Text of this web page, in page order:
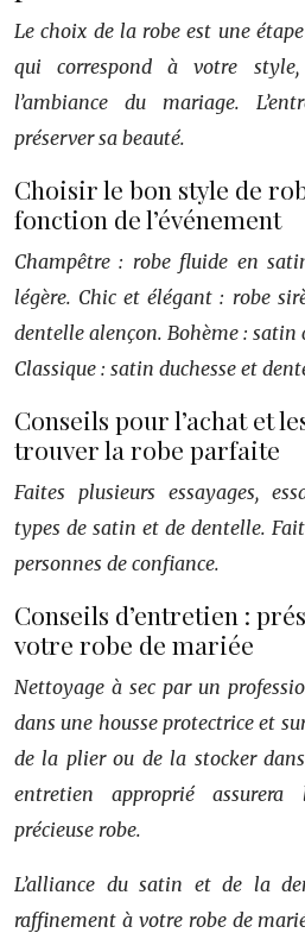
Le choix de la robe est une
qui correspond à votre
l’ambiance du mariage.
préserver sa beauté.
Choisir le bon style de
fonction de l’événement
Champêtre : robe fluide en
légère. Chic et élégant : robe
dentelle alençon. Bohème : satin
Classique : satin duchesse et
Conseils pour l’achat et
trouver la robe parfaite
Faites plusieurs essayages,
types de satin et de dentelle.
personnes de confiance.
Conseils d’entretien :
votre robe de mariée
Nettoyage à sec par un
dans une housse protectrice et
de la plier ou de la stocker
entretien approprié
précieuse robe.
L’alliance du satin et de la
raffinement à votre robe de